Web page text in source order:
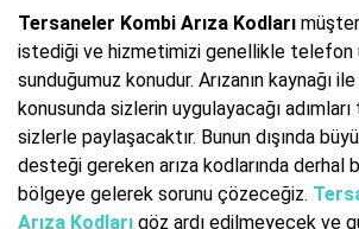
Tersaneler Kombi Arıza Kodları
istediği ve hizmetimizi genellikle telefon
sunduğumuz konudur. Arızanın kaynağı
konusunda sizlerin uygulayacağı
sizlerle paylaşacaktır. Bunun dışında
desteği gereken arıza kodlarında derhal
bölgeye gelerek sorunu çözeceğiz.
Arıza Kodları göz ardı edilmeyecek ve